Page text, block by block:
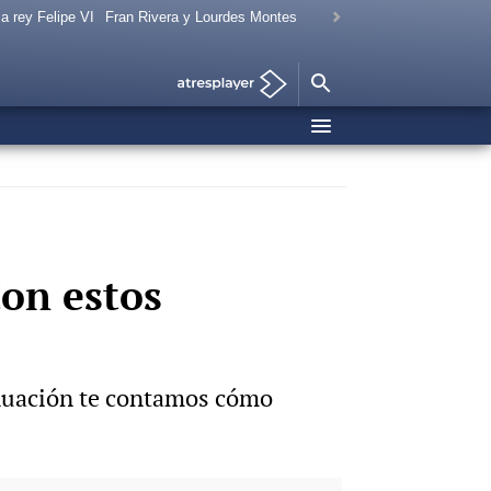
rey Felipe VI Fran Rivera y Lourdes Montes
estos
te contamos cómo